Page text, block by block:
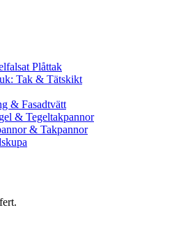
Plåttak
Tak & Tätskikt
& Fasadtvätt
& Tegeltakpannor
& Takpannor